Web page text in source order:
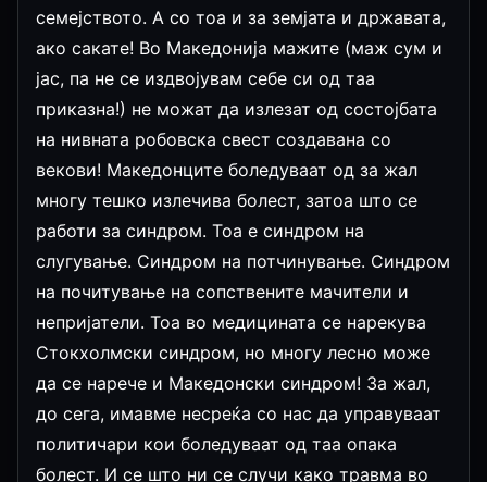
семејството. А со тоа и за земјата и државата,
ако сакате! Во Македонија мажите (маж сум и
јас, па не се издвојувам себе си од таа
приказна!) не можат да излезат од состојбата
на нивната робовска свест создавана со
векови! Македонците боледуваат од за жал
многу тешко излечива болест, затоа што се
работи за синдром. Тоа е синдром на
слугување. Синдром на потчинување. Синдром
на почитување на сопствените мачители и
непријатели. Тоа во медицината се нарекува
Стокхолмски синдром, но многу лесно може
да се нарече и Македонски синдром! За жал,
до сега, имавме несреќа со нас да управуваат
политичари кои боледуваат од таа опака
болест. И се што ни се случи како травма во